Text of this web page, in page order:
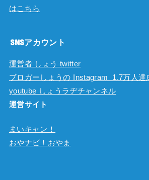
はこちら
SNSアカウント
運営者 しょう twitter
ブロガーしょうの Instagram 1.7万人達
youtube しょうラヂチャンネル
運営サイト
まいキャン！
おやナビ！おやま